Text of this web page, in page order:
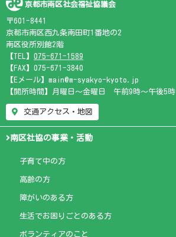
京都市南区社会福祉協議会
〒601-8441
京都市南区西九条南田町1番地の2
南区役所別館2階
【TEL】 075-671-1589
【FAX】075-671-3840
【Eメール】main@m-syakyo-kyoto.jp
【開所時間】月曜日～金曜日 午前9時～午後5時
交通アクセス・地図
南区社協の事業・活動
子育て中の方
高齢の方
障がいのある方
生活でお困りごとのある方
ボランティアのこと